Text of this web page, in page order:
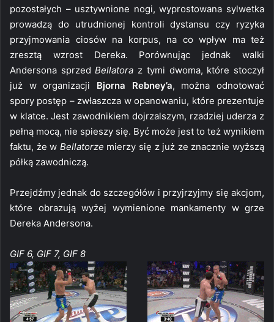
pozostałych – usztywnione nogi, wyprostowana sylwetka
prowadzą do utrudnionej kontroli dystansu czy ryzyka
przyjmowania ciosów na korpus, na co wpływ ma też
zresztą wzrost Dereka. Porównując jednak walki
Andersona sprzedBellatora z tymi dwoma, które stoczył
już w organizacji Bjorna Rebney’a, można odnotować
spory postęp – zwłaszcza w opanowaniu, które prezentuje
w klatce. Jest zawodnikiem dojrzalszym, rzadziej uderza z
pełną mocą, nie spieszy się. Być może jest to też wynikiem
faktu, że w Bellatorze mierzy się z już ze znacznie wyższą
półką zawodniczą.
Przejdźmy jednak do szczegółów i przyjrzyjmy się akcjom,
które obrazują wyżej wymienione mankamenty w grze
Dereka Andersona.
GIF 6, GIF 7, GIF 8